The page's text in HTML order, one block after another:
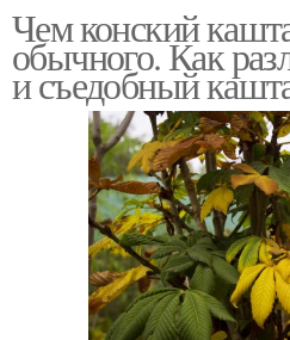
Чем конский
обычного. Как
и съедобный